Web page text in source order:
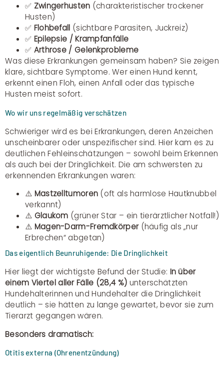
✅ Zwingerhusten (charakteristischer trockener
Husten)
✅ Flohbefall (sichtbare Parasiten, Juckreiz)
✅ Epilepsie / Krampfanfälle
✅ Arthrose / Gelenkprobleme
Was diese Erkrankungen gemeinsam haben? Sie zeigen
klare, sichtbare Symptome. Wer einen Hund kennt,
erkennt einen Floh, einen Anfall oder das typische
Husten meist sofort.
Wo wir uns regelmäßig verschätzen
Schwieriger wird es bei Erkrankungen, deren Anzeichen
unscheinbarer oder unspezifischer sind. Hier kam es zu
deutlichen Fehleinschätzungen – sowohl beim Erkennen
als auch bei der Dringlichkeit. Die am schwersten zu
erkennenden Erkrankungen waren:
⚠️ Mastzelltumoren (oft als harmlose Hautknubbel
verkannt)
⚠️ Glaukom (grüner Star – ein tierärztlicher Notfall!)
⚠️ Magen-Darm-Fremdkörper(häufig als „nur
Erbrechen“ abgetan)
Das eigentlich Beunruhigende: Die Dringlichkeit
Hier liegt der wichtigste Befund der Studie: In über
einem Viertel aller Fälle (28,4 %) unterschätzten
Hundehalterinnen und Hundehalter die Dringlichkeit
deutlich – sie hätten zu lange gewartet, bevor sie zum
Tierarzt gegangen wären.
Besonders dramatisch:
Otitis externa (Ohrenentzündung)